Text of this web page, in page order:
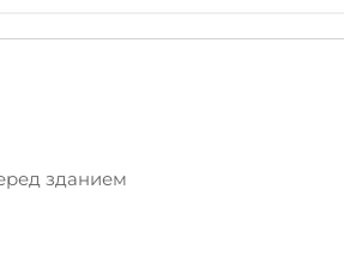
зданием